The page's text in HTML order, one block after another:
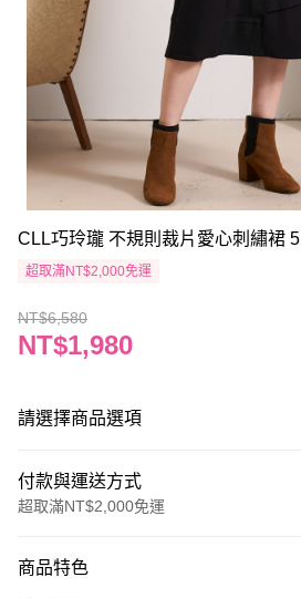
CLL巧玲瓏 不規則裁片愛心刺繡裙
超取滿NT$2,000免運
NT$6,580
NT$1,980
請選擇商品選項
付款與運送方式
超取滿NT$2,000免運
信用卡一次付款
商品特色